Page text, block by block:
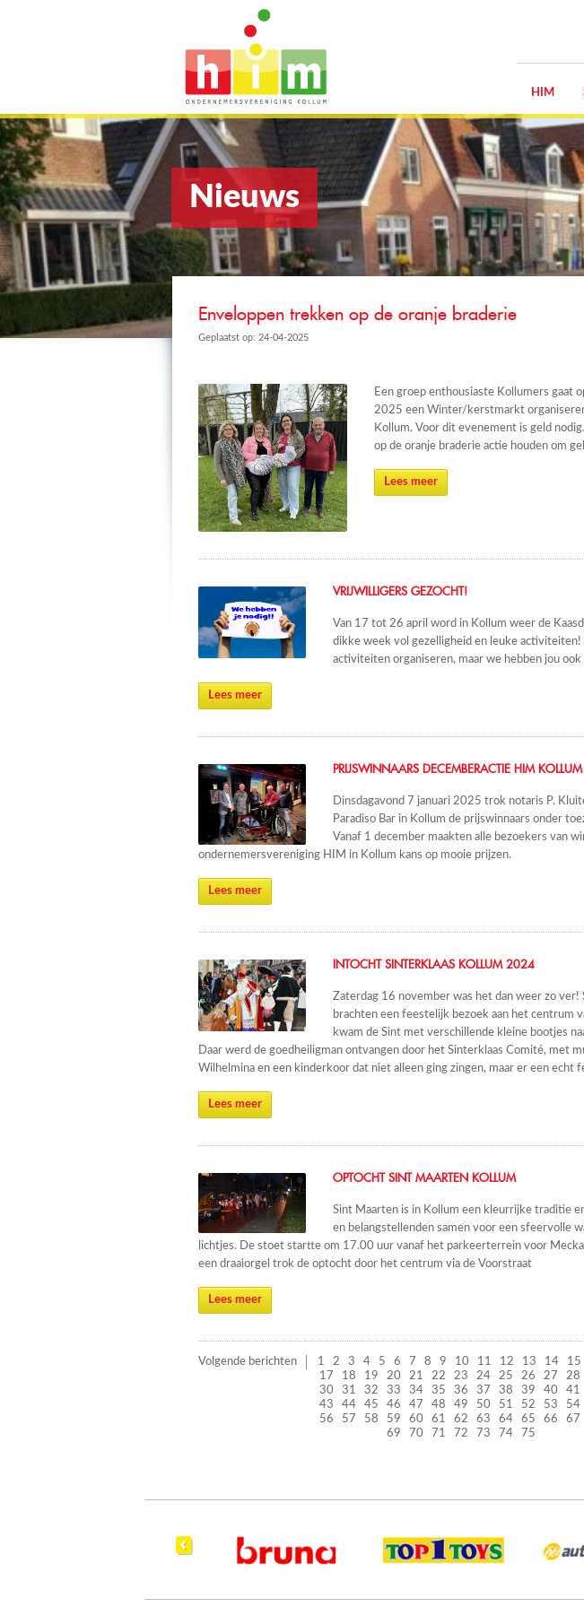
HIM
Nieuws
Enveloppen trekken op de oranje braderie
Geplaatst op: 24-04-2025
Een groep enthousiaste Kollumers gaat
2025 een Winter/kerstmarkt
Kollum. Voor dit evenement is geld
op de oranje braderie actie houden om
Lees meer
VRIJWILLIGERS GEZOCHT!
Van 17 tot 26 april word in Kollum weer de
dikke week vol gezelligheid en leuke
activiteiten organiseren, maar we hebben jou ook
Lees meer
PRIJSWINNAARS DECEMBERACTIE HIM KOLLUM
Dinsdagavond 7 januari 2025 trok notaris P.
Paradiso Bar in Kollum de prijswinnaars onder
Vanaf 1 december maakten alle bezoekers van
ondernemersvereniging HIM in Kollum kans op mooie prijzen.
Lees meer
INTOCHT SINTERKLAAS KOLLUM 2024
Zaterdag 16 november was het dan weer zo ver!
brachten een feestelijk bezoek aan het centrum
kwam de Sint met verschillende kleine bootjes
Daar werd de goedheiligman ontvangen door het Sinterklaas Comité, met
Wilhelmina en een kinderkoor dat niet alleen ging zingen, maar er een echt
Lees meer
OPTOCHT SINT MAARTEN KOLLUM
Sint Maarten is in Kollum een kleurrijke traditie
en belangstellenden samen voor een sfeervolle
lichtjes. De stoet startte om 17.00 uur vanaf het parkeerterrein voor
een draaiorgel trok de optocht door het centrum via de Voorstraat
Lees meer
Volgende berichten 1 2 3 4 5 6 7 8 9 10 11 12 13 14 15
17
18 19 20 21 22 23 24 25 26 27 28
30
31 32 33 34 35 36 37 38 39 40 41
43
44 45 46 47 48 49 50 51 52 53 54
56
57 58 59 60 61 62 63 64 65 66 67
69
70 71 72 73 74 75